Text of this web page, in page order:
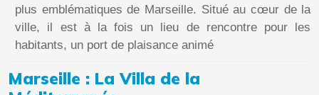
plus emblématiques de Marseille. Situé au cœur de la
ville, il est à la fois un lieu de rencontre pour les
habitants, un port de plaisance animé
Marseille : La Villa de la